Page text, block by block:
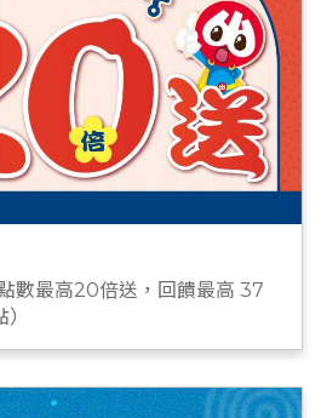
數最高20倍送，回饋最高 37